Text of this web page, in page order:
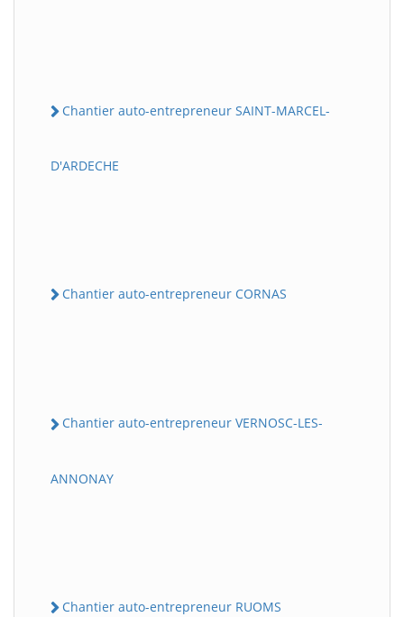
Chantier auto-entrepreneur SAINT-MARCEL-
D'ARDECHE
Chantier auto-entrepreneur CORNAS
Chantier auto-entrepreneur VERNOSC-LES-
ANNONAY
Chantier auto-entrepreneur RUOMS